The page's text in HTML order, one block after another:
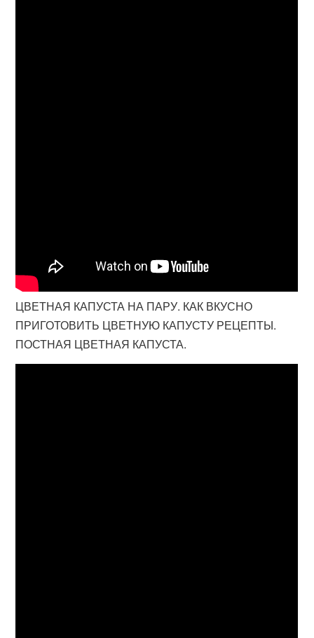
ЦВЕТНАЯ КАПУСТА НА ПАРУ. КАК ВКУСНО
ПРИГОТОВИТЬ ЦВЕТНУЮ КАПУСТУ РЕЦЕПТЫ.
ПОСТНАЯ ЦВЕТНАЯ КАПУСТА.